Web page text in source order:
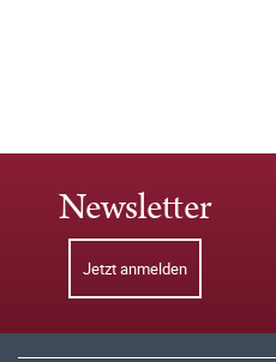
Newsletter
Jetzt anmelden